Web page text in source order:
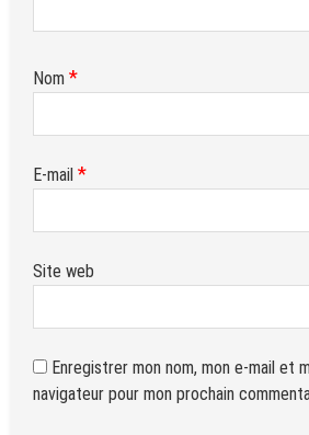
Nom *
E-mail *
Site web
Enregistrer mon nom, mon e-mail et
navigateur pour mon prochain